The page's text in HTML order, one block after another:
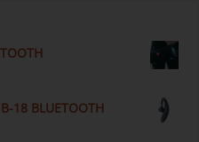
18 BLUETOOTH